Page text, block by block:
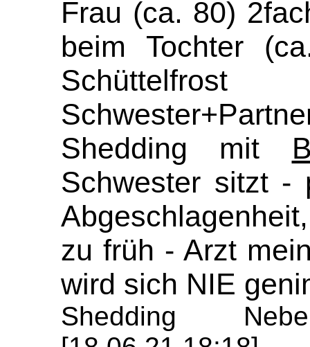
Frau (ca. 80)
beim Tochter
Shedding mit
Schwester sitzt -
zu früh - Arzt
wird sich NIE
Shedding